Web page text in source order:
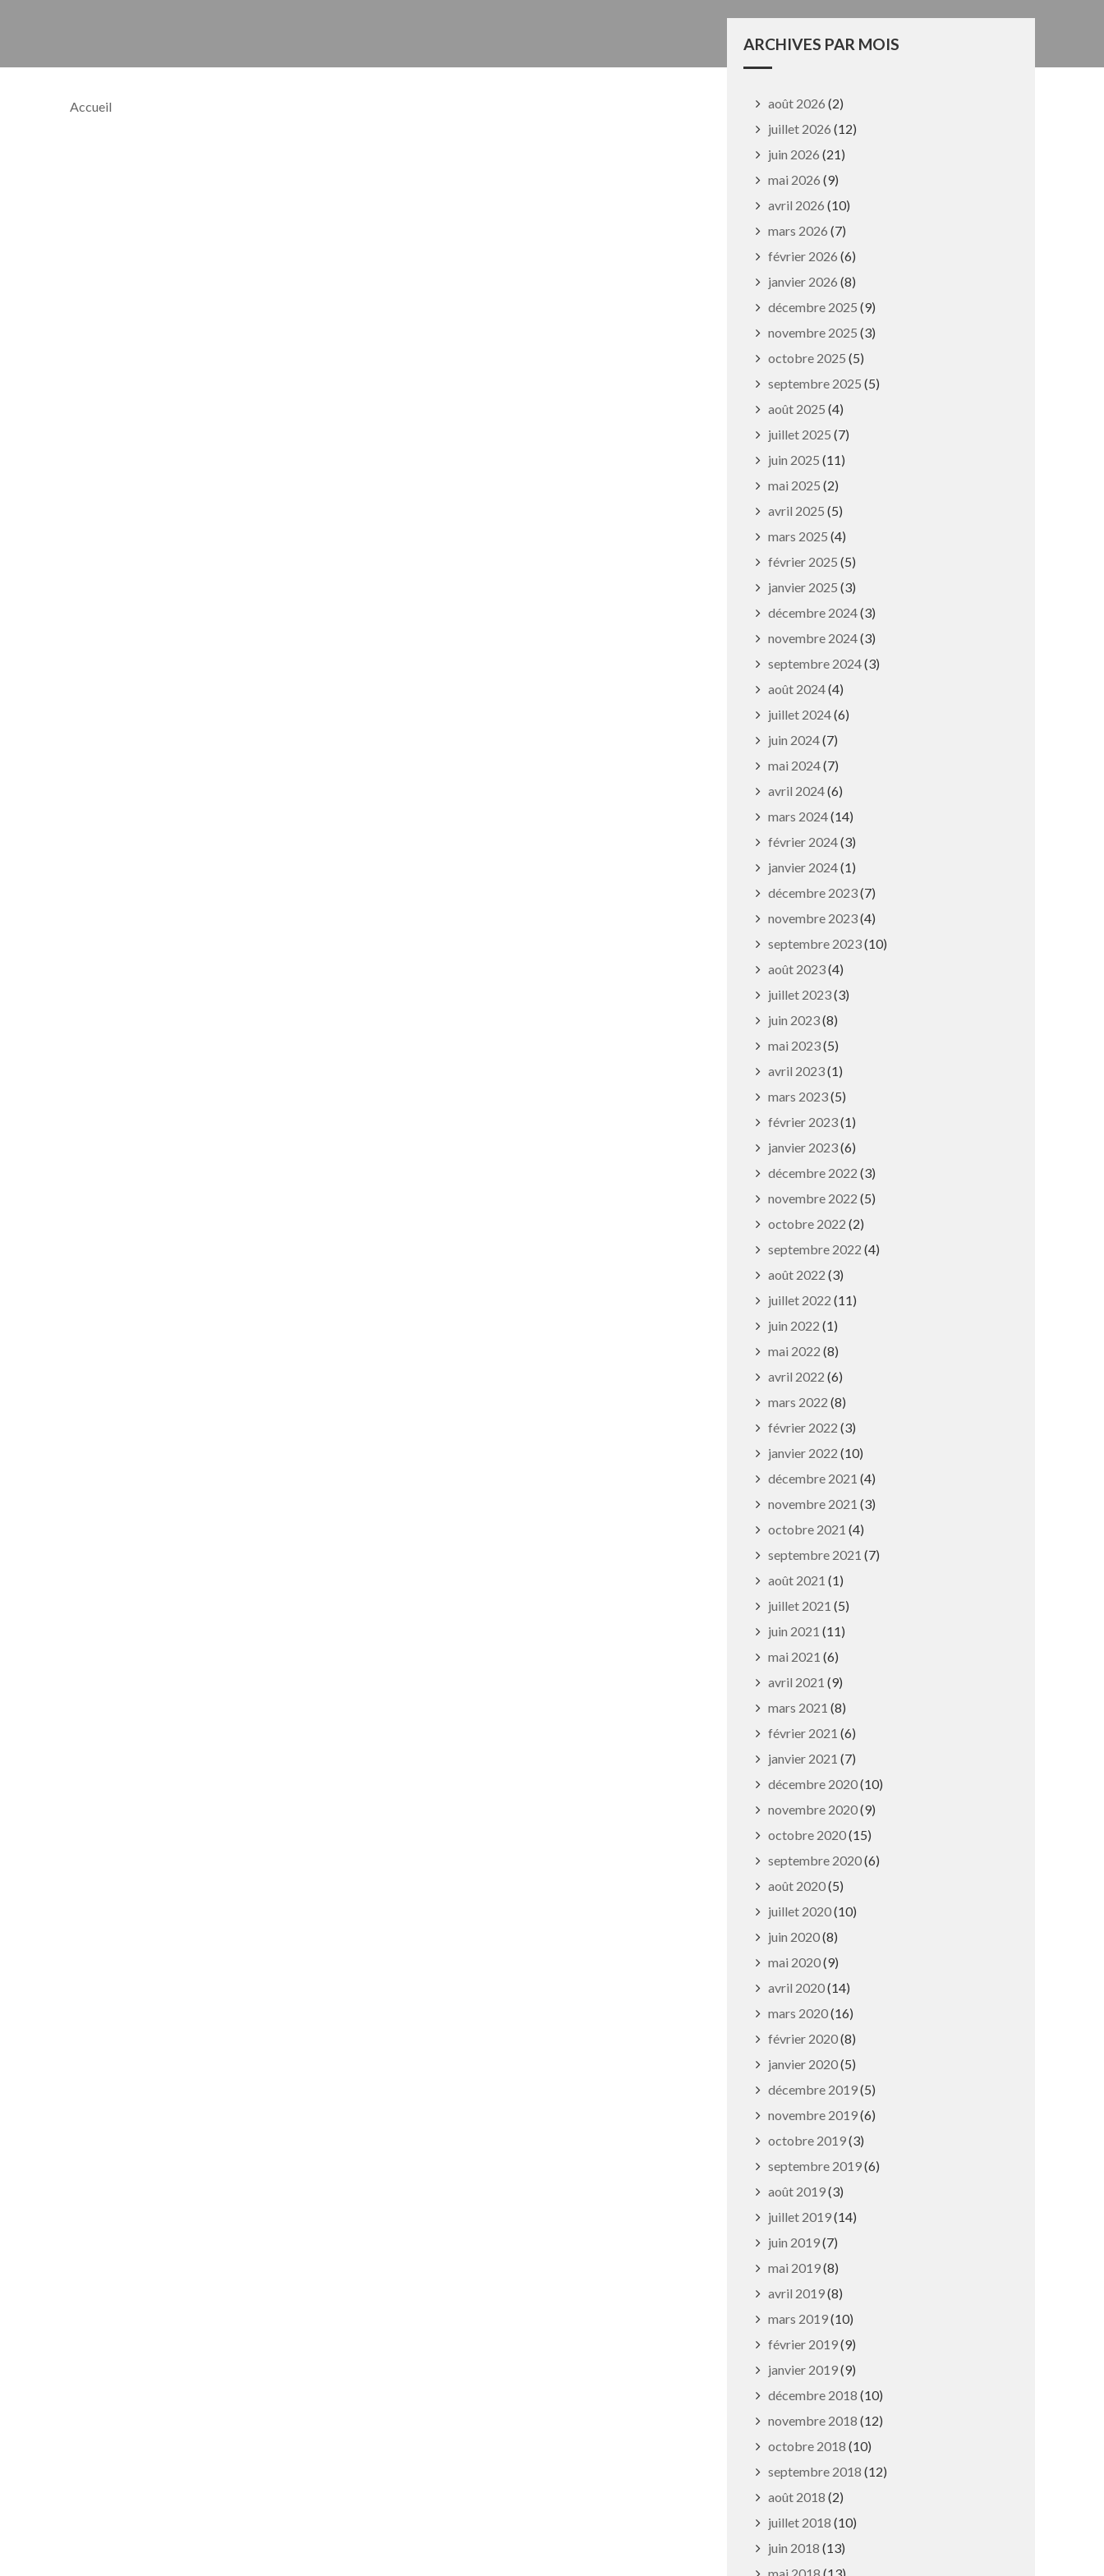
Accueil
ARCHIVES PAR MOIS
août 2026 (2)
juillet 2026 (12)
juin 2026 (21)
mai 2026 (9)
avril 2026 (10)
mars 2026 (7)
février 2026 (6)
janvier 2026 (8)
décembre 2025 (9)
novembre 2025 (3)
octobre 2025 (5)
septembre 2025 (5)
août 2025 (4)
juillet 2025 (7)
juin 2025 (11)
mai 2025 (2)
avril 2025 (5)
mars 2025 (4)
février 2025 (5)
janvier 2025 (3)
décembre 2024(3)
novembre 2024(3)
septembre 2024(3)
août 2024(4)
juillet 2024(6)
juin 2024(7)
mai 2024(7)
avril 2024(6)
mars 2024(14)
février 2024(3)
janvier 2024(1)
décembre 2023(7)
novembre 2023(4)
septembre 2023(10)
août 2023(4)
juillet 2023(3)
juin 2023(8)
mai 2023(5)
avril 2023(1)
mars 2023(5)
février 2023(1)
janvier 2023(6)
décembre 2022 (3)
novembre 2022 (5)
octobre 2022 (2)
septembre 2022 (4)
août 2022 (3)
juillet 2022 (11)
juin 2022 (1)
mai 2022 (8)
avril 2022 (6)
mars 2022 (8)
février 2022 (3)
janvier 2022 (10)
décembre 2021 (4)
novembre 2021 (3)
octobre 2021 (4)
septembre 2021 (7)
août 2021 (1)
juillet 2021 (5)
juin 2021 (11)
mai 2021 (6)
avril 2021 (9)
mars 2021 (8)
février 2021 (6)
janvier 2021 (7)
décembre 2020(10)
novembre 2020(9)
octobre 2020(15)
septembre 2020(6)
août 2020(5)
juillet 2020(10)
juin 2020(8)
mai 2020(9)
avril 2020(14)
mars 2020(16)
février 2020(8)
janvier 2020(5)
décembre 2019(5)
novembre 2019(6)
octobre 2019(3)
septembre 2019(6)
août 2019(3)
juillet 2019(14)
juin 2019(7)
mai 2019(8)
avril 2019(8)
mars 2019(10)
février 2019(9)
janvier 2019(9)
décembre 2018 (10)
novembre 2018 (12)
octobre 2018 (10)
septembre 2018 (12)
août 2018 (2)
juillet 2018 (10)
juin 2018 (13)